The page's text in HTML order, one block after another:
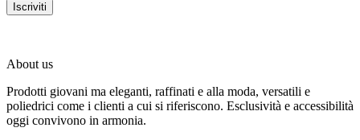
Iscriviti
About us
Prodotti giovani ma eleganti, raffinati e alla moda, versatili e
poliedrici come i clienti a cui si riferiscono. Esclusività e accessibilità
oggi convivono in armonia.